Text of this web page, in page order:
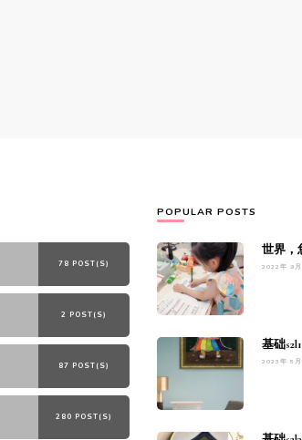
78 POST(S)
2 POST(S)
87 POST(S)
280 POST(S)
POPULAR POSTS
世界，
2022年 9月
基础
2023年 5月